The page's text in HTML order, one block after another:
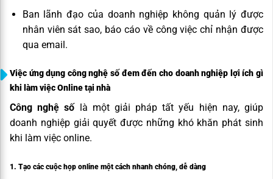
Ban lãnh đạo của doanh nghiệp không quản lý được
nhân viên sát sao, báo cáo về công việc chỉ nhận được
qua email.
Việc ứng dụng công nghệ số đem đến cho doanh nghiệp lợi ích gì
khi làm việc Online tại nhà
Công nghệ sốlà một giải pháp tất yếu hiện nay, giúp
doanh nghiệp giải quyết được những khó khăn phát sinh
khi làm việc online.
1. Tạo các cuộc họp online một cách nhanh chóng, dễ dàng